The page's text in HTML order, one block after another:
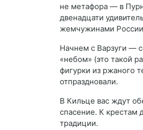
не метафора — в
двенадцати
жемчужинами
Начнем с Варзуги —
«небом» (это такой
фигурки из ржаного
отпраздновали.
В Кильце вас ждут
спасение. К крестам
традиции.